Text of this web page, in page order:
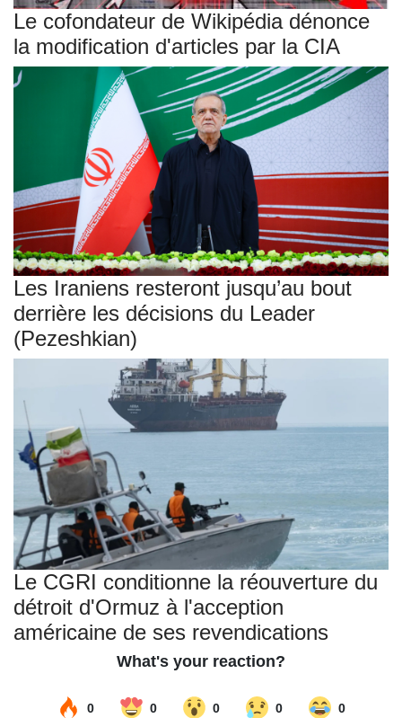
Le cofondateur de Wikipédia dénonce
la modification d'articles par la CIA
Les Iraniens resteront jusqu’au bout
derrière les décisions du Leader
(Pezeshkian)
Le CGRI conditionne la réouverture du
détroit d'Ormuz à l'acception
américaine de ses revendications